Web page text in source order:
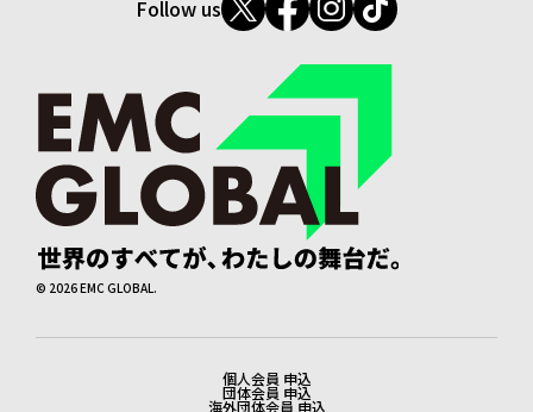
© 2026EMC GLOBAL.
Follow us
個人会員 申込
団体会員 申込
海外団体会員 申込